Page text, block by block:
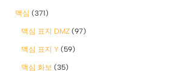
맥심 (371)
맥심 표지 DMZ (97)
맥심 표지 Y (59)
맥심 화보 (35)